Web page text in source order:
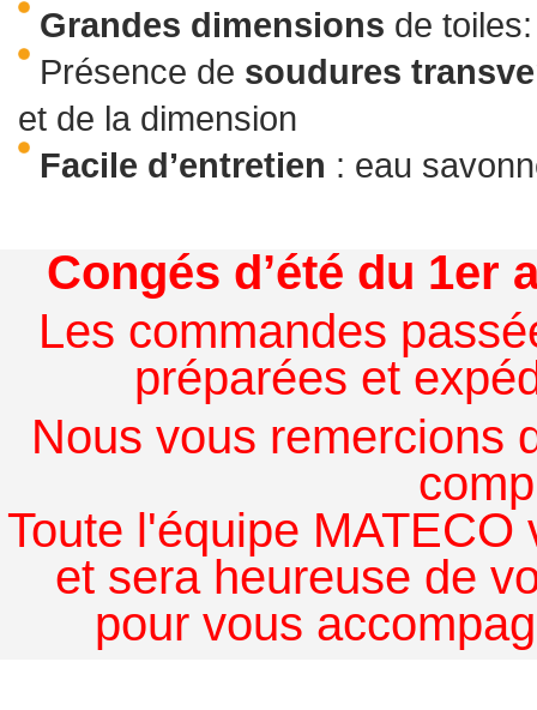
Grandes dimensions de
Présence de soudures
et de la dimension
Facile d’entretien : eau
Congés d’été du 1er
Les commandes
préparées et
Nous vous remercions
Toute l'équipe
et sera heureuse de
pour vous